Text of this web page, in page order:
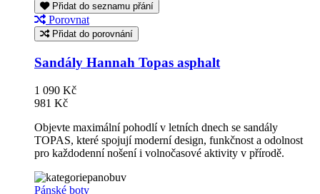
Přidat do seznamu přání
Porovnat
Přidat do porovnání
Sandály Hannah Topas asphalt
1 090 Kč
981 Kč
Objevte maximální pohodlí v letních dnech se sandály
TOPAS, které spojují moderní design, funkčnost a odolnost
pro každodenní nošení i volnočasové aktivity v přírodě.
Pánské boty